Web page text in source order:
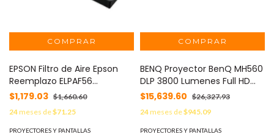
EPSON Filtro de Aire Epson
Reemplazo ELPAF56
PowerLite LXXXX MOD:
V13H134A56
$1,179.03 $1,660.60
24meses de$71.25
PROYECTORES Y PANTALLAS
BENQ Proyector BenQ MH560
DLP 3800 Lumenes Full HD
1080p 15000 Hrs
VGA/HDMI/USB/USB
MiniB/Bocina 10W MOD:
MH560
$15,639.60 $26,327.93
24meses de$945.09
PROYECTORES Y PANTALLAS